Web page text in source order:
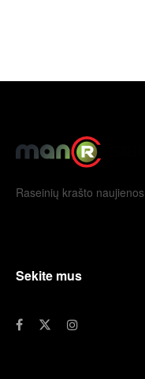
Raseinių krašto naujienos
Sekite mus